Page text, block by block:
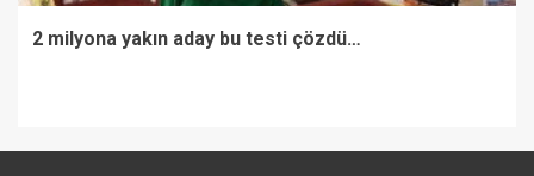
2 milyona yakın aday bu testi çözdü…